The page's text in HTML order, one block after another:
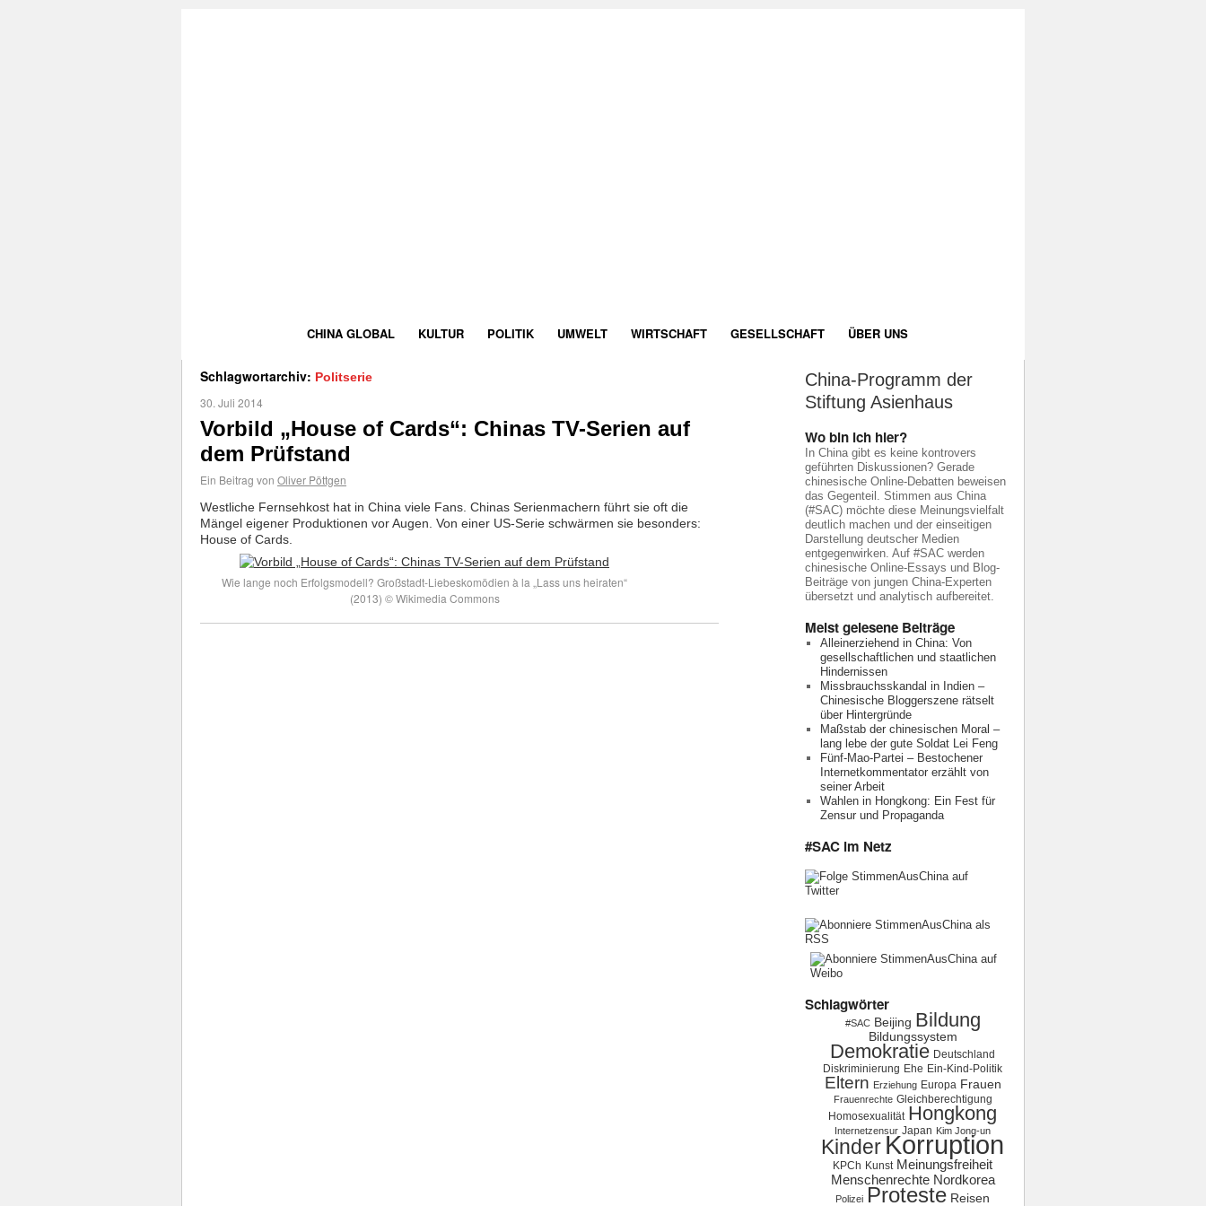
CHINA GLOBAL KULTUR POLITIK UMWELT WIRTSCHAFT GESELLSCHAFT ÜBER UNS
Schlagwortarchiv: Politserie
30. Juli 2014
Vorbild „House of Cards“: Chinas TV-Serien auf
dem Prüfstand
Ein Beitrag von Oliver Pöttgen
Westliche Fernsehkost hat in China viele Fans. Chinas Serienmachern führt sie oft die
Mängel eigener Produktionen vor Augen. Von einer US-Serie schwärmen sie besonders:
House of Cards.
Wie lange noch Erfolgsmodell? Großstadt-Liebeskomödien à la „Lass uns heiraten“
(2013) © Wikimedia Commons
China-Programm der
Stiftung Asienhaus
Wo bin ich hier?
In China gibt es keine kontrovers
geführten Diskussionen? Gerade
chinesische Online-Debatten beweisen
das Gegenteil. Stimmen aus China
(#SAC) möchte diese Meinungsvielfalt
deutlich machen und der einseitigen
Darstellung deutscher Medien
entgegenwirken. Auf #SAC werden
chinesische Online-Essays und Blog-
Beiträge von jungen China-Experten
übersetzt und analytisch aufbereitet.
Meist gelesene Beiträge
Alleinerziehend in China: Von
gesellschaftlichen und staatlichen
Hindernissen
Missbrauchsskandal in Indien –
Chinesische Bloggerszene rätselt
über Hintergründe
Maßstab der chinesischen Moral –
lang lebe der gute Soldat Lei Feng
Fünf-Mao-Partei – Bestochener
Internetkommentator erzählt von
seiner Arbeit
Wahlen in Hongkong: Ein Fest für
Zensur und Propaganda
#SAC im Netz
Schlagwörter
#SAC Beijing Bildung
Bildungssystem
Demokratie Deutschland
Diskriminierung Ehe Ein-Kind-Politik
Eltern Erziehung Europa Frauen
Frauenrechte Gleichberechtigung
Homosexualität Hongkong
Internetzensur Japan Kim Jong-un
KinderKorruption
KPCh Kunst Meinungsfreiheit
Menschenrechte Nordkorea
Polizei Proteste Reisen